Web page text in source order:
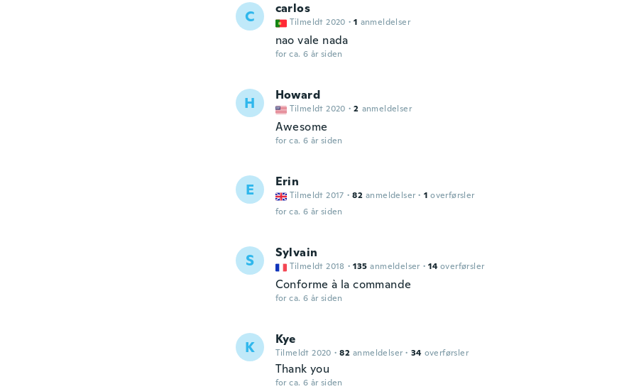
C carlos
Tilmeldt 2020 · 1 anmeldelser
nao vale nada
for ca. 6 år siden
H Howard
Tilmeldt 2020 · 2 anmeldelser
Awesome
for ca. 6 år siden
E Erin
Tilmeldt 2017 · 82 anmeldelser · 1 overførsler
for ca. 6 år siden
S Sylvain
Tilmeldt 2018 · 135 anmeldelser · 14 overførsler
Conforme à la commande
for ca. 6 år siden
K Kye
Tilmeldt 2020 · 82 anmeldelser · 34 overførsler
Thank you
for ca. 6 år siden